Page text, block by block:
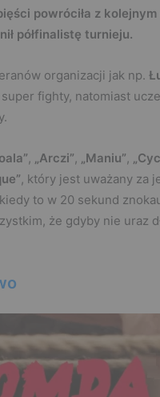
powróciła z
półfinalistę turnieju.
organizacji jak np.
fighty, natomiast
, „Arczi”, „Maniu”,
, który jest uważany za
to w 20 sekund
że gdyby nie uraz